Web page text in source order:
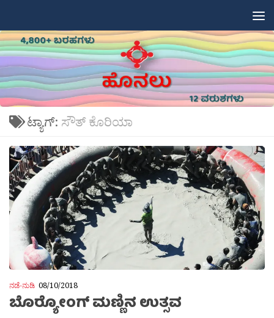
ಟ್ಯಾಗ್: ಸೌತ್ ಕೊರಿಯಾ
ನಡೆ-ನುಡಿ 08/10/2018
ಬೊರ‍್ಯೋಂಗ್ ಮಣ್ಣಿನ ಉತ್ಸವ